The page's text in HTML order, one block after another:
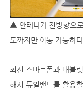
▲ 안테나가 전방향으
도까지만 이동 가능하다.
최신 스마트폰과 태블
해서 듀얼밴드를 활용